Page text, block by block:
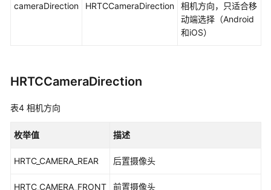
品
共
云
服
级
cameraDirection HRTCCameraDirection
相机方向，只适合移
动端选择（Android
和iOS）
HRTCCameraDirection
表4 相机方向
枚举值 描述
HRTC_CAMERA_REAR 后置摄像头
HRTC_CAMERA_FRONT 前置摄像头